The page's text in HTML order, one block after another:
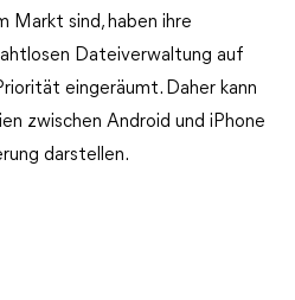
Markt sind, haben ihre
Dateiverwaltung auf
eingeräumt. Daher kann
zwischen Android und iPhone
darstellen.